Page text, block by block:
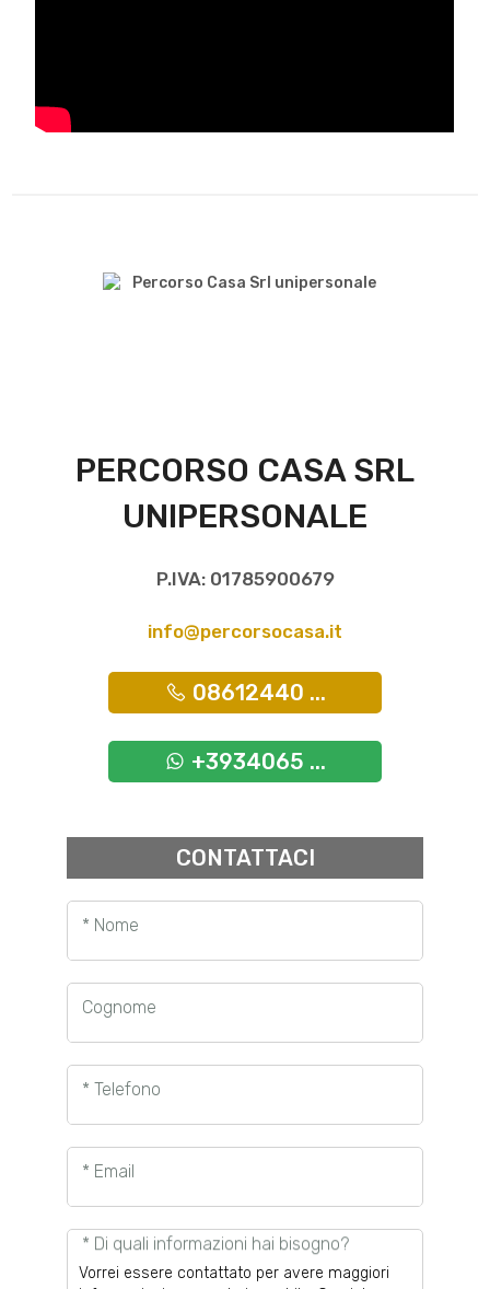
PERCORSO CASA SRL
UNIPERSONALE
P.IVA: 01785900679
info@percorsocasa.it
08612440 ...
+3934065 ...
CONTATTACI
* Nome
Cognome
* Telefono
* Email
* Di quali informazioni hai bisogno?